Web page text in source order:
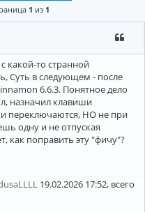
а
я
1 из 1
какой-то странной
Суть в следующем - после
6.6.3. Понятное дело
назначил клавиши
переключаются, НО не при
одну и не отпуская
как поправить эту "фичу"?
19.02.2026 17:52, всего